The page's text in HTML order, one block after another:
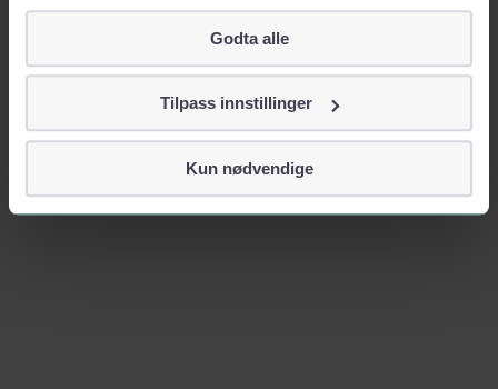
Om informasjonskapsler
Googles retningslinjer for personvern
Vi tar ditt personvern på alvor
identifiserer deg, som navn eller telefonnummer.
Godta alle
Tilpass innstillinger
Kun nødvendige